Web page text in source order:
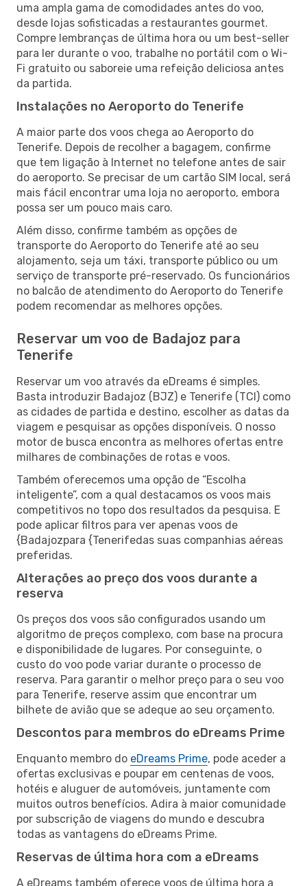
uma ampla gama de comodidades antes do voo,
desde lojas sofisticadas a restaurantes gourmet.
Compre lembranças de última hora ou um best-seller
para ler durante o voo, trabalhe no portátil com o Wi-
Fi gratuito ou saboreie uma refeição deliciosa antes
da partida.
Instalações no Aeroporto do Tenerife
A maior parte dos voos chega ao Aeroporto do
Tenerife. Depois de recolher a bagagem, confirme
que tem ligação à Internet no telefone antes de sair
do aeroporto. Se precisar de um cartão SIM local, será
mais fácil encontrar uma loja no aeroporto, embora
possa ser um pouco mais caro.
Além disso, confirme também as opções de
transporte do Aeroporto do Tenerife até ao seu
alojamento, seja um táxi, transporte público ou um
serviço de transporte pré-reservado. Os funcionários
no balcão de atendimento do Aeroporto do Tenerife
podem recomendar as melhores opções.
Reservar um voo de Badajoz para
Tenerife
Reservar um voo através da eDreams é simples.
Basta introduzir Badajoz (BJZ) e Tenerife (TCI) como
as cidades de partida e destino, escolher as datas da
viagem e pesquisar as opções disponíveis. O nosso
motor de busca encontra as melhores ofertas entre
milhares de combinações de rotas e voos.
Também oferecemos uma opção de “Escolha
inteligente”, com a qual destacamos os voos mais
competitivos no topo dos resultados da pesquisa. E
pode aplicar filtros para ver apenas voos de
{Badajozpara {Tenerifedas suas companhias aéreas
preferidas.
Alterações ao preço dos voos durante a
reserva
Os preços dos voos são configurados usando um
algoritmo de preços complexo, com base na procura
e disponibilidade de lugares. Por conseguinte, o
custo do voo pode variar durante o processo de
reserva. Para garantir o melhor preço para o seu voo
para Tenerife, reserve assim que encontrar um
bilhete de avião que se adeque ao seu orçamento.
Descontos para membros do eDreams Prime
Enquanto membro do eDreams Prime, pode aceder a
ofertas exclusivas e poupar em centenas de voos,
hotéis e aluguer de automóveis, juntamente com
muitos outros benefícios. Adira à maior comunidade
por subscrição de viagens do mundo e descubra
todas as vantagens do eDreams Prime.
Reservas de última hora com a eDreams
A eDreams também oferece voos de última hora a